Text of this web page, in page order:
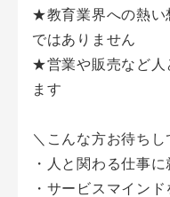
★教育業界への熱い
ではありません
★営業や販売など人
ます
＼こんな方お待ちし
・人と関わる仕事に
・サービスマイン